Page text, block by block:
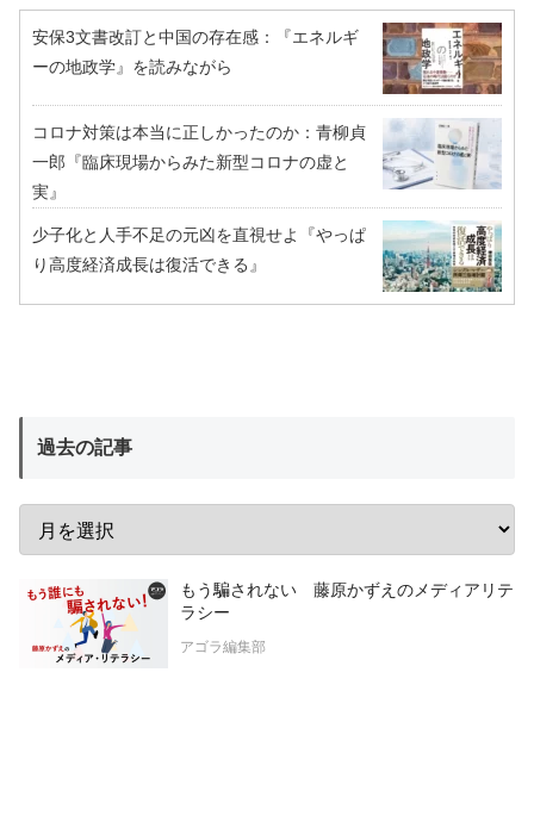
安保3文書改訂と中国の存在感：『エネルギ
ーの地政学』を読みながら
コロナ対策は本当に正しかったのか：青柳貞
一郎『臨床現場からみた新型コロナの虚と
実』
少子化と人手不足の元凶を直視せよ『やっぱ
り高度経済成長は復活できる』
過去の記事
もう騙されない 藤原かずえのメディアリテ
ラシー
アゴラ編集部